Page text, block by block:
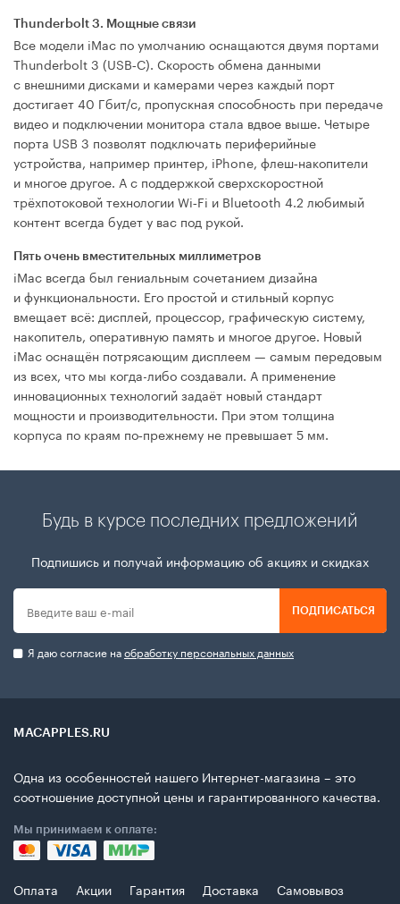
Thunderbolt 3. Мощные связи
Все модели iMac по умолчанию оснащаются двумя портами
Thunderbolt 3 (USB‑C). Скорость обмена данными
с внешними дисками и камерами через каждый порт
достигает 40 Гбит/с, пропускная способность при передаче
видео и подключении монитора стала вдвое выше. Четыре
порта USB 3 позволят подключать периферийные
устройства, например принтер, iPhone, флеш‑накопители
и многое другое. А с поддержкой сверхскоростной
трёхпотоковой технологии Wi‑Fi и Bluetooth 4.2 любимый
контент всегда будет у вас под рукой.
Пять очень вместительных миллиметров
iMac всегда был гениальным сочетанием дизайна
и функциональности. Его простой и стильный корпус
вмещает всё: дисплей, процессор, графическую систему,
накопитель, оперативную память и многое другое. Новый
iMac оснащён потрясающим дисплеем — самым передовым
из всех, что мы когда-либо создавали. А применение
инновационных технологий задаёт новый стандарт
мощности и производительности. При этом толщина
корпуса по краям по‑прежнему не превышает 5 мм.
Будь в курсе последних предложений
Подпишись и получай информацию об акциях и скидках
ПОДПИСАТЬСЯ
Я даю согласие наобработку персональных данных
MACAPPLES.RU
Одна из особенностей нашего Интернет-магазина – это
соотношение доступной цены и гарантированного качества.
Мы принимаем к оплате:
Оплата Акции Гарантия Доставка
Самовывоз